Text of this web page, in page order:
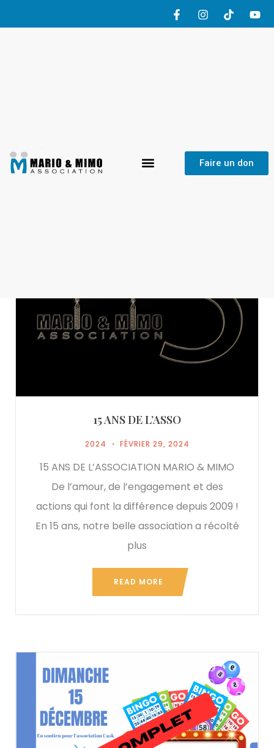
Faire un don
15 ANS DE L’ASSO
2024 FÉVRIER 29, 2024
15 ANS DE L’ASSOCIATION MARIO & MIMO
De l’amour, de l’engagement et des
actions qui font la différence depuis 2009 !
En 15 ans, notre belle association a récolté
plus
READ MORE